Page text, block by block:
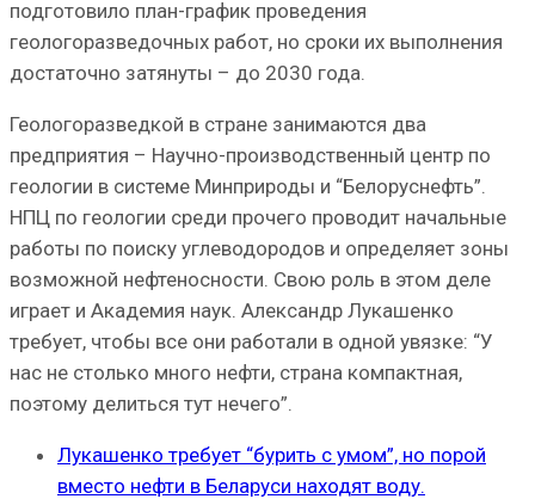
подготовило план-график проведения
геологоразведочных работ, но сроки их выполнения
достаточно затянуты – до 2030 года.
Геологоразведкой в стране занимаются два
предприятия – Научно-производственный центр по
геологии в системе Минприроды и “Белоруснефть”.
НПЦ по геологии среди прочего проводит начальные
работы по поиску углеводородов и определяет зоны
возможной нефтеносности. Свою роль в этом деле
играет и Академия наук. Александр Лукашенко
требует, чтобы все они работали в одной увязке: “У
нас не столько много нефти, страна компактная,
поэтому делиться тут нечего”.
Лукашенко требует “бурить с умом”, но порой
вместо нефти в Беларуси находят воду.